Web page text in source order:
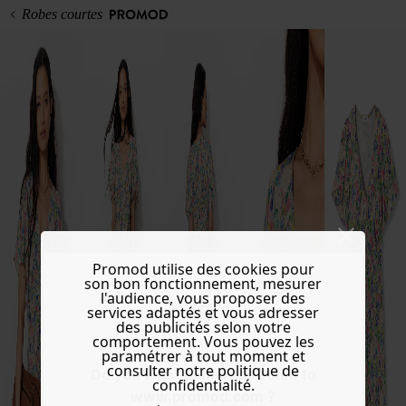
Do you want to be redirected to
www.promod.com ?
Robes courtes
Promod utilise des cookies pour
son bon fonctionnement, mesurer
l'audience, vous proposer des
services adaptés et vous adresser
des publicités selon votre
comportement. Vous pouvez les
paramétrer à tout moment et
consulter notre politique de
confidentialité.